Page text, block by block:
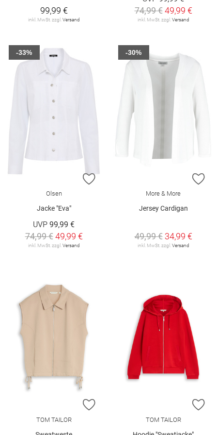
99,99 €
inkl. MwSt. zzgl. Versand
74,99 € 49,99 €
inkl. MwSt. zzgl. Versand
ZUR WUNSCHLISTE HINZUFÜGEN
Olsen
Jacke "Eva"
UVP 99,99 €
74,99 € 49,99 €
inkl. MwSt. zzgl. Versand
-33%
More & More
Jersey Cardigan
49,99 € 34,99 €
inkl. MwSt. zzgl. Versand
-30%
ZUR WUNSCHLISTE HINZUFÜGEN
TOM TAILOR TOM TAILOR